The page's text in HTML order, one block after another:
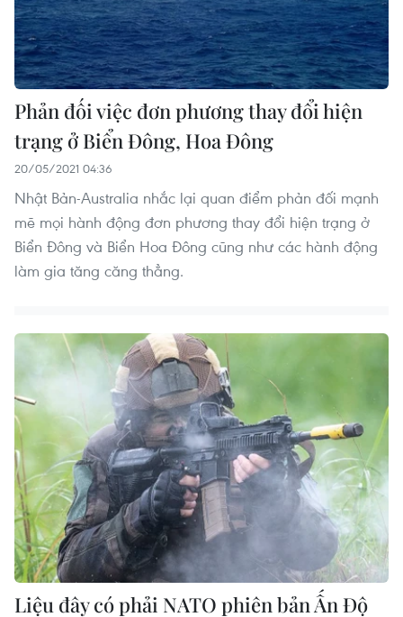
Phản đối việc đơn phương thay đổi hiện
trạng ở Biển Đông, Hoa Đông
20/05/2021 04:36
Nhật Bản-Australia nhắc lại quan điểm phản đối mạnh
mẽ mọi hành động đơn phương thay đổi hiện trạng ở
Biển Đông và Biển Hoa Đông cũng như các hành động
làm gia tăng căng thẳng.
Liệu đây có phải NATO phiên bản Ấn Độ